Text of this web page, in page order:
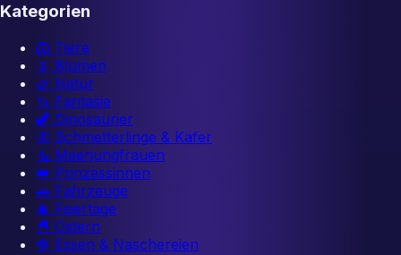
Kategorien
🦁 Tiere
🌷 Blumen
🌿 Natur
🦄 Fantasie
🦖 Dinosaurier
🦋 Schmetterlinge & Käfer
🧜 Meerjungfrauen
👑 Prinzessinnen
🚗 Fahrzeuge
🎄 Feiertage
🐣 Ostern
🍓 Essen & Naschereien